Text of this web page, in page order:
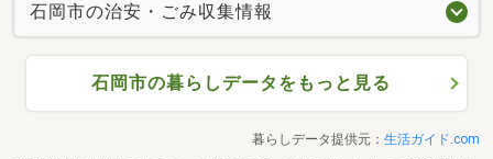
石岡市の治安・ごみ収集情報
石岡市の暮らしデータをもっと見る
暮らしデータ提供元： 生活ガイド.com